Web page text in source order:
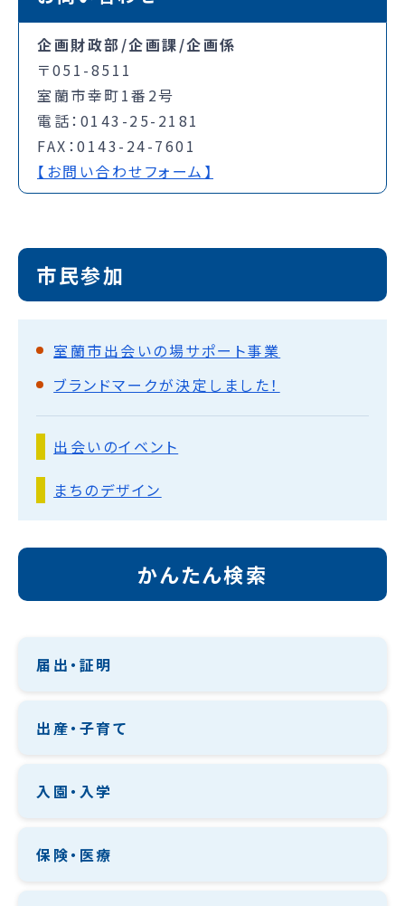
企画財政部/企画課/企画係
〒051-8511
室蘭市幸町1番2号
電話：0143-25-2181
FAX：0143-24-7601
【お問い合わせフォーム】
市民参加
室蘭市出会いの場サポート事業
ブランドマークが決定しました！
出会いのイベント
まちのデザイン
かんたん検索
届出・証明
出産・子育て
入園・入学
保険・医療